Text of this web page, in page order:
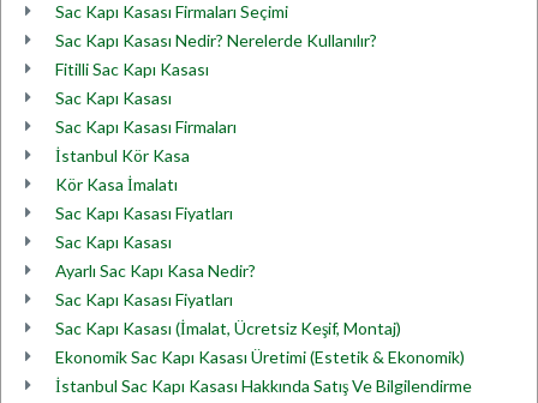
Sac Kapı Kasası Firmaları Seçimi
Sac Kapı Kasası Nedir? Nerelerde Kullanılır?
Fitilli Sac Kapı Kasası
Sac Kapı Kasası
Sac Kapı Kasası Firmaları
İstanbul Kör Kasa
Kör Kasa İmalatı
Sac Kapı Kasası Fiyatları
Sac Kapı Kasası
Ayarlı Sac Kapı Kasa Nedir?
Sac Kapı Kasası Fiyatları
Sac Kapı Kasası (İmalat, Ücretsiz Keşif, Montaj)
Ekonomik Sac Kapı Kasası Üretimi (Estetik & Ekonomik)
İstanbul Sac Kapı Kasası Hakkında Satış Ve Bilgilendirme